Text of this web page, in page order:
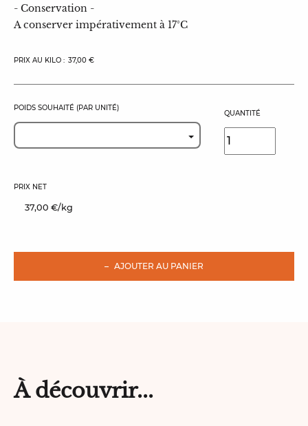
- Conservation -
A conserver impérativement à 17°C
PRIX AU KILO : 37,00 €
POIDS SOUHAITÉ (PAR UNITÉ)
QUANTITÉ
PRIX NET
37,00 €/kg
AJOUTER AU PANIER
À découvrir...